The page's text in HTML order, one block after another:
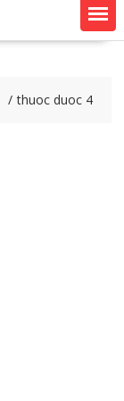
thuoc duoc 4